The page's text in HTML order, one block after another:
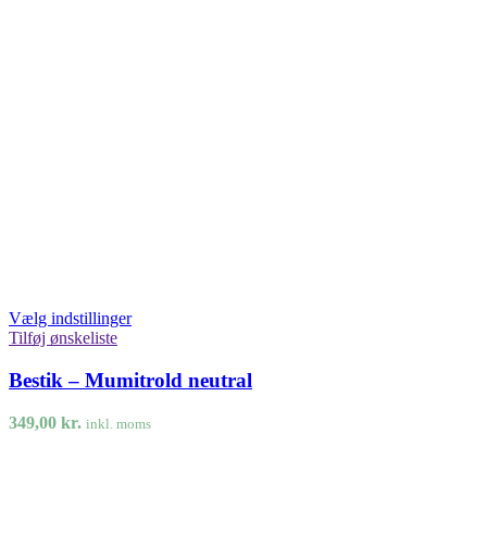
Vælg indstillinger
Tilføj ønskeliste
Bestik – Mumitrold neutral
349,00 kr. inkl. moms